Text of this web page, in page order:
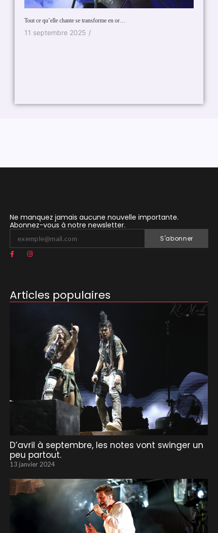
Tout ce qu’elle chante se transforme en or…
11 septembre 2025 /
Ne manquez jamais aucune nouvelle importante.
Abonnez-vous à notre newsletter.
S'abonner
Articles populaires
D’avril à septembre, les notes vont swinger un
peu partout.
13 janvier 2024